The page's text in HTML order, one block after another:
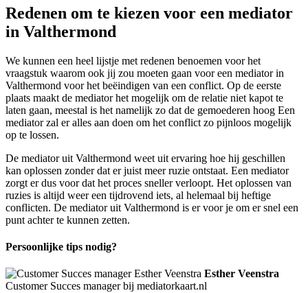
Redenen om te kiezen voor een mediator
in Valthermond
We kunnen een heel lijstje met redenen benoemen voor het
vraagstuk waarom ook jij zou moeten gaan voor een mediator in
Valthermond voor het beëindigen van een conflict. Op de eerste
plaats maakt de mediator het mogelijk om de relatie niet kapot te
laten gaan, meestal is het namelijk zo dat de gemoederen hoog Een
mediator zal er alles aan doen om het conflict zo pijnloos mogelijk
op te lossen.
De mediator uit Valthermond weet uit ervaring hoe hij geschillen
kan oplossen zonder dat er juist meer ruzie ontstaat. Een mediator
zorgt er dus voor dat het proces sneller verloopt. Het oplossen van
ruzies is altijd weer een tijdrovend iets, al helemaal bij heftige
conflicten. De mediator uit Valthermond is er voor je om er snel een
punt achter te kunnen zetten.
Persoonlijke tips nodig?
Esther Veenstra
Customer Succes manager bij mediatorkaart.nl